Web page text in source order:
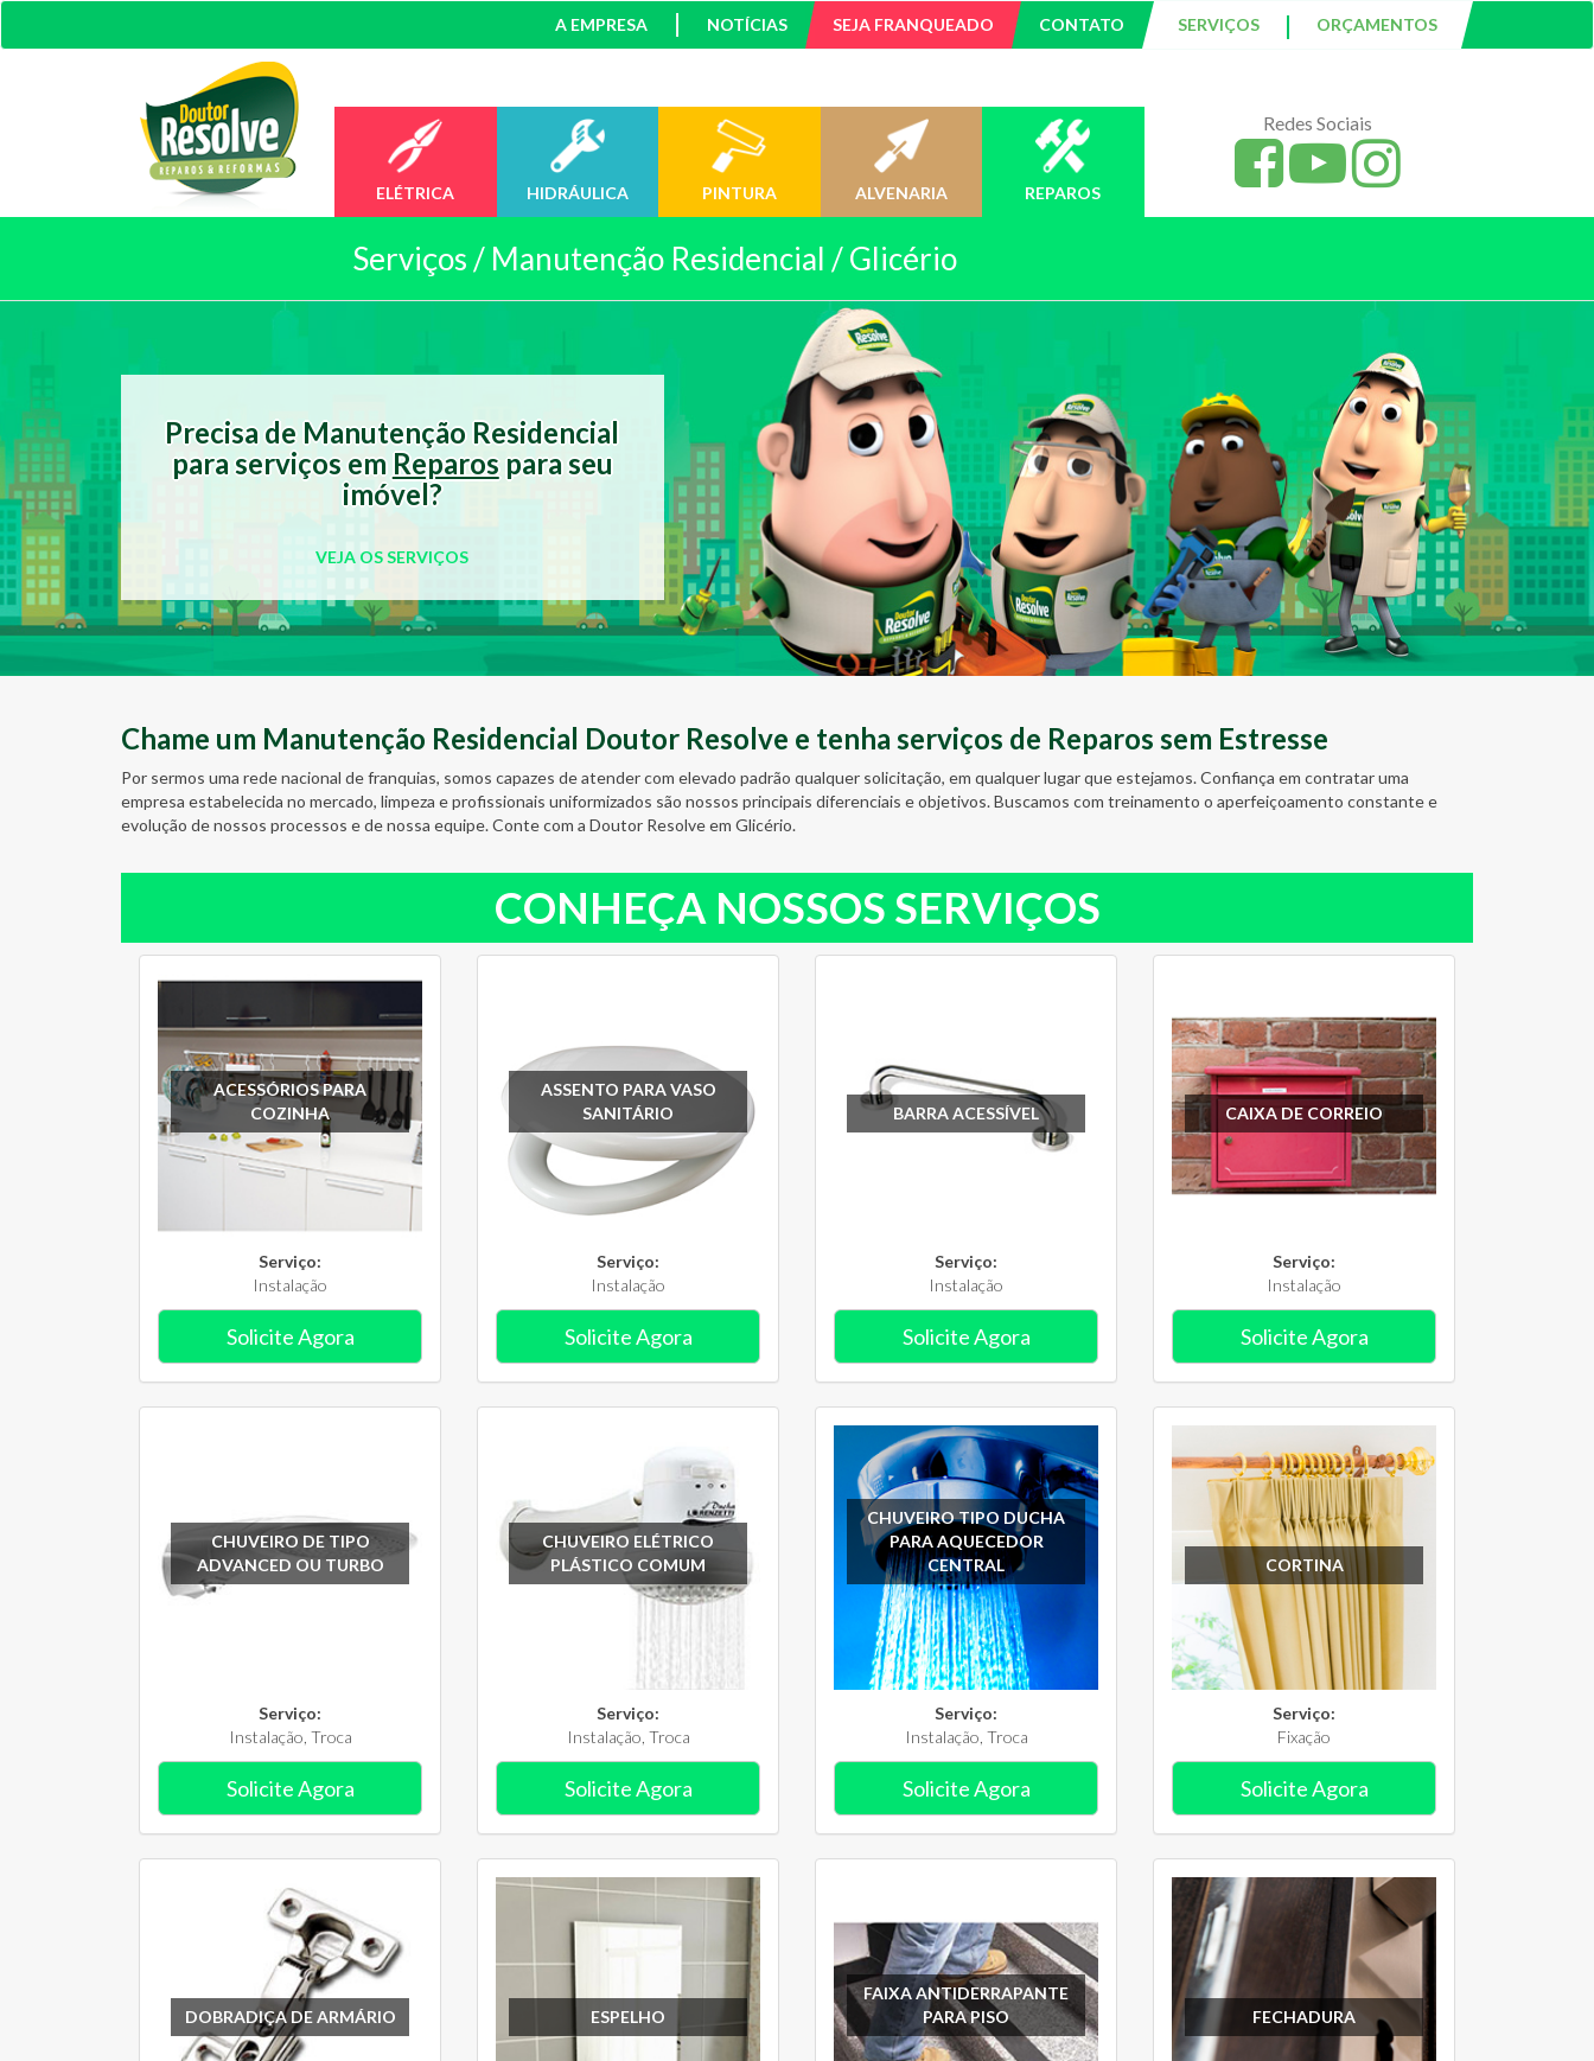
A EMPRESA NOTÍCIAS SEJA FRANQUEADO CONTATO SERVIÇOS | ORÇAMENTOS
ELÉTRICA HIDRÁULICA PINTURA ALVENARIA REPAROS
Redes Sociais
Serviços / Manutenção Residencial / Glicério
Precisa de Manutenção Residencial
para serviços emReparospara seu
imóvel?
VEJA OS SERVIÇOS
Chame um Manutenção Residencial Doutor Resolve e tenha serviços de Reparos sem Estresse
Por sermos uma rede nacional de franquias, somos capazes de atender com elevado padrão qualquer solicitação, em qualquer lugar que estejamos. Confiança em contratar uma
empresa estabelecida no mercado, limpeza e profissionais uniformizados são nossos principais diferenciais e objetivos. Buscamos com treinamento o aperfeiçoamento constante e
evolução de nossos processos e de nossa equipe. Conte com a Doutor Resolve em Glicério.
CONHEÇA NOSSOS SERVIÇOS
ACESSÓRIOS PARA
COZINHA
Serviço:
Instalação
Solicite Agora
ASSENTO PARA VASO
SANITÁRIO
Serviço:
Instalação
Solicite Agora
BARRA ACESSÍVEL
Serviço:
Instalação
Solicite Agora
CAIXA DE CORREIO
Serviço:
Instalação
Solicite Agora
CHUVEIRO DE TIPO
ADVANCED OU TURBO
Serviço:
Instalação, Troca
Solicite Agora
CHUVEIRO ELÉTRICO
PLÁSTICO COMUM
Serviço:
Instalação, Troca
Solicite Agora
CHUVEIRO TIPO DUCHA
PARA AQUECEDOR
CENTRAL
Serviço:
Instalação, Troca
Solicite Agora
CORTINA
Serviço:
Fixação
Solicite Agora
DOBRADIÇA DE ARMÁRIO ESPELHO
FAIXA ANTIDERRAPANTE
PARA PISO
FECHADURA